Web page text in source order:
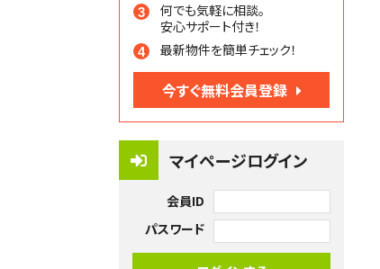
何でも気軽に相談。
安心サポート付き！
最新物件を簡単チェック！
今すぐ無料会員登録
マイページログイン
会員ID
パスワード